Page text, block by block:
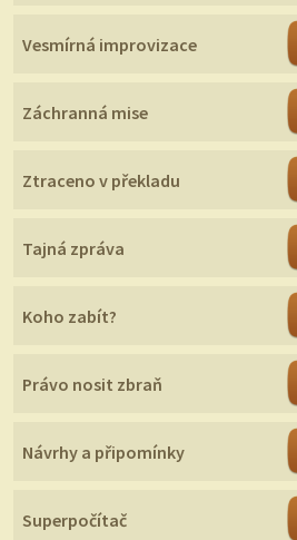
Vesmírná improvizace
Záchranná mise
Ztraceno v překladu
Tajná zpráva
Koho zabít?
Právo nosit zbraň
Návrhy a připomínky
Superpočítač